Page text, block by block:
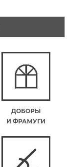
ДОБОРЫ
И ФРАМУГИ